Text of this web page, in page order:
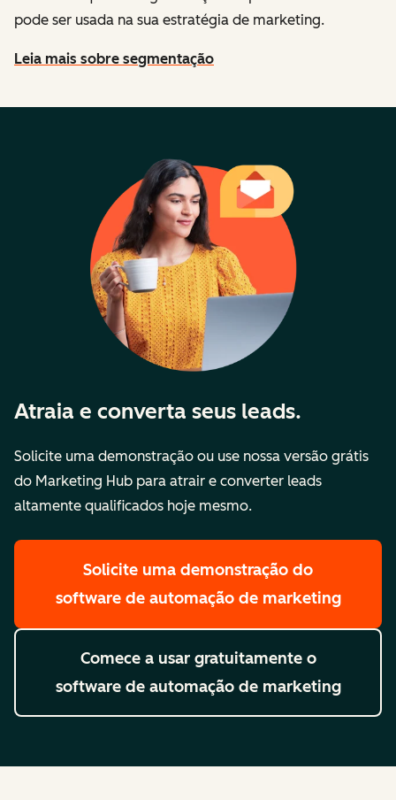
pode ser usada na sua estratégia de marketing.
Leia mais sobre segmentação
Atraia e converta seus leads.
Solicite uma demonstração ou use nossa versão grátis
do Marketing Hub para atrair e converter leads
altamente qualificados hoje mesmo.
Solicite uma demonstração do
software de automação de marketing
Comece a usar gratuitamente o
software de automação de marketing